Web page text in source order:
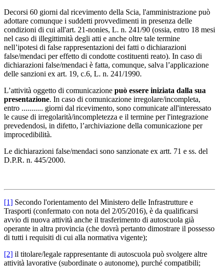
Decorsi 60 giorni dal ricevimento della Scia, l'amministrazione può
adottare comunque i suddetti provvedimenti in presenza delle
condizioni di cui all'art. 21-nonies, L. n. 241/90 (ossia, entro 18 mesi
nel caso di illegittimità degli atti e anche oltre tale termine
nell’ipotesi di false rappresentazioni dei fatti o dichiarazioni
false/mendaci per effetto di condotte costituenti reato). In caso di
dichiarazioni false/mendaci è fatta, comunque, salva l’applicazione
delle sanzioni ex art. 19, c.6, L. n. 241/1990.
L’attività oggetto di comunicazione può essere iniziata dalla sua
presentazione. In caso di comunicazione irregolare/incompleta,
entro ........... giorni dal ricevimento, sono comunicate all'interessato
le cause di irregolarità/incompletezza e il termine per l'integrazione
prevedendosi, in difetto, l’archiviazione della comunicazione per
improcedibilità.
Le dichiarazioni false/mendaci sono sanzionate ex artt. 71 e ss. del
D.P.R. n. 445/2000.
[1] Secondo l'orientamento del Ministero delle Infrastrutture e
Trasporti (confermato con nota del 2/05/2016), è da qualificarsi
avvio di nuova attività anche il trasferimento di autoscuola già
operante in altra provincia (che dovrà pertanto dimostrare il possesso
di tutti i requisiti di cui alla normativa vigente);
[2] il titolare/legale rappresentante di autoscuola può svolgere altre
attività lavorative (subordinate o autonome), purché compatibili;